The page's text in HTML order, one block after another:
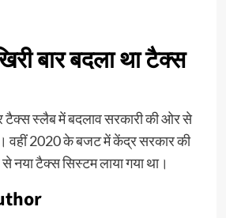
बार बदला था टैक्स
टैक्स स्लैब में बदलाव सरकारी की ओर से
वहीं 2020 के बजट में केंद्र सरकार की
टैक्स सिस्टम लाया गया था।